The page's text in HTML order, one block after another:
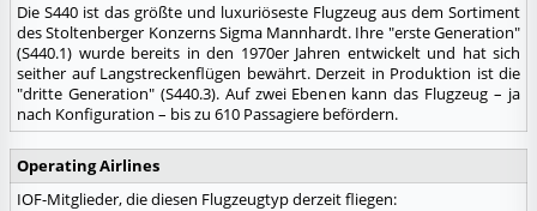
Die S440 ist das größte und luxuriöseste Flugzeug aus dem Sortiment
des Stoltenberger Konzerns Sigma Mannhardt. Ihre "erste Generation"
(S440.1) wurde bereits in den 1970er Jahren entwickelt und hat sich
seither auf Langstreckenflügen bewährt. Derzeit in Produktion ist die
"dritte Generation" (S440.3). Auf zwei Ebenen kann das Flugzeug – ja
nach Konfiguration – bis zu 610 Passagiere befördern.
Operating Airlines
IOF-Mitglieder, die diesen Flugzeugtyp derzeit fliegen: